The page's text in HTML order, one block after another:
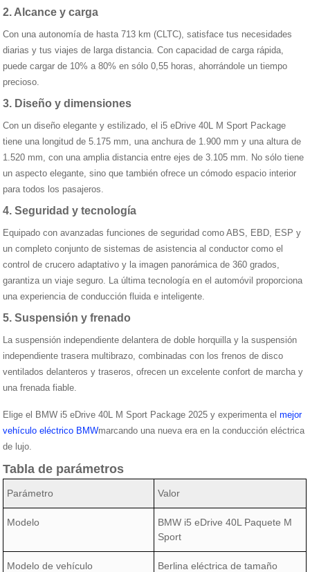
2. Alcance y carga
Con una autonomía de hasta 713 km (CLTC), satisface tus necesidades
diarias y tus viajes de larga distancia. Con capacidad de carga rápida,
puede cargar de 10% a 80% en sólo 0,55 horas, ahorrándole un tiempo
precioso.
3. Diseño y dimensiones
Con un diseño elegante y estilizado, el i5 eDrive 40L M Sport Package
tiene una longitud de 5.175 mm, una anchura de 1.900 mm y una altura de
1.520 mm, con una amplia distancia entre ejes de 3.105 mm. No sólo tiene
un aspecto elegante, sino que también ofrece un cómodo espacio interior
para todos los pasajeros.
4. Seguridad y tecnología
Equipado con avanzadas funciones de seguridad como ABS, EBD, ESP y
un completo conjunto de sistemas de asistencia al conductor como el
control de crucero adaptativo y la imagen panorámica de 360 grados,
garantiza un viaje seguro. La última tecnología en el automóvil proporciona
una experiencia de conducción fluida e inteligente.
5. Suspensión y frenado
La suspensión independiente delantera de doble horquilla y la suspensión
independiente trasera multibrazo, combinadas con los frenos de disco
ventilados delanteros y traseros, ofrecen un excelente confort de marcha y
una frenada fiable.
Elige el BMW i5 eDrive 40L M Sport Package 2025 y experimenta elmejor
vehículo eléctrico BMWmarcando una nueva era en la conducción eléctrica
de lujo.
Tabla de parámetros
Parámetro Valor
Modelo
BMW i5 eDrive 40L Paquete M
Sport
Modelo de vehículo
Berlina eléctrica de tamaño